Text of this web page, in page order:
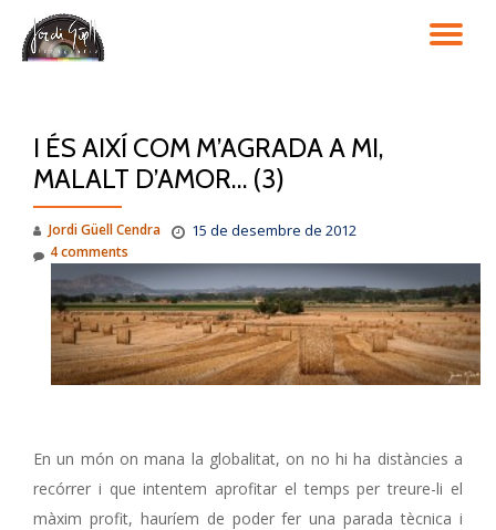
Skip
I ÉS AIXÍ COM M’AGRADA A MI,
MALALT D’AMOR… (3)
Jordi Güell Cendra 15 de desembre de 2012
4 comments
En un món on mana la globalitat, on no hi ha distàncies a
recórrer i que intentem aprofitar el temps per treure-li el
màxim profit, hauríem de poder fer una parada tècnica i